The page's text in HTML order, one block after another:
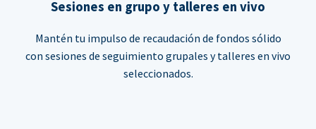
Sesiones en grupo y talleres en vivo
Mantén tu impulso de recaudación de fondos sólido
con sesiones de seguimiento grupales y talleres en vivo
seleccionados.